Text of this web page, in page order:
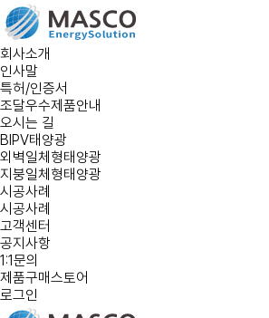
회사소개
인사말
특허/인증서
조달우수제품안내
오시는 길
BIPV태양광
외벽일체형태양광
지붕일체형태양광
시공사례
시공사례
고객센터
공지사항
1:1문의
제품구매스토어
로그인